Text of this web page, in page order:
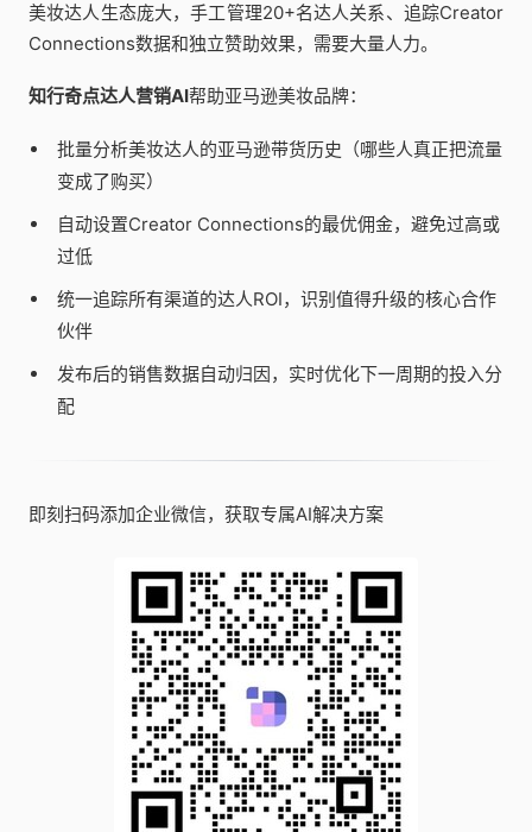
美妆达人生态庞大，手工管理20+名达人关系、追踪Creator
Connections数据和独立赞助效果，需要大量人力。
知行奇点达人营销AI帮助亚马逊美妆品牌：
批量分析美妆达人的亚马逊带货历史（哪些人真正把流量
变成了购买）
自动设置Creator Connections的最优佣金，避免过高或
过低
统一追踪所有渠道的达人ROI，识别值得升级的核心合作
伙伴
发布后的销售数据自动归因，实时优化下一周期的投入分
配
即刻扫码添加企业微信，获取专属AI解决方案